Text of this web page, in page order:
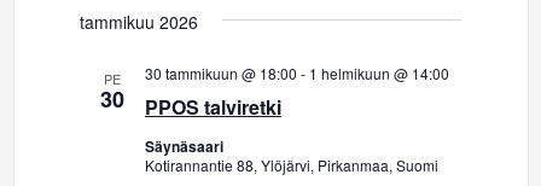
m
ä
n
tammikuu 2026
PE
30 PPOS talviretki
30 tammikuun @ 18:00 - 1 helmikuun @ 14:00
Säynäsaari
Kotirannantie 88, Ylöjärvi, Pirkanmaa, Suomi